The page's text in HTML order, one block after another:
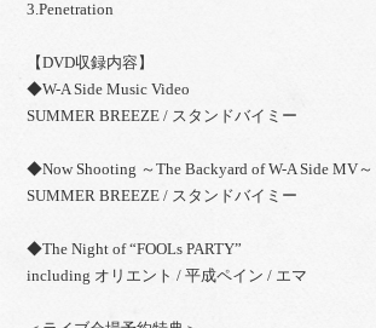
3.Penetration
【DVD収録内容】
◆W-A Side Music Video
SUMMER BREEZE / スタンドバイミー
◆Now Shooting ～The Backyard of W-A Side MV～
SUMMER BREEZE / スタンドバイミー
◆The Night of “FOOLs PARTY”
including オリエント / 平成ペイン / エマ